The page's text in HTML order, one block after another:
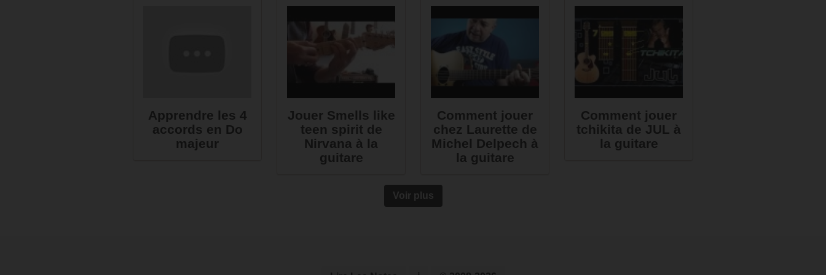
Apprendre les 4
accords en Do
majeur
Jouer Smells like
teen spirit de
Nirvana à la
guitare
Comment jouer
chez Laurette de
Michel Delpech à
la guitare
Comment jouer
tchikita de JUL à
la guitare
Voir plus